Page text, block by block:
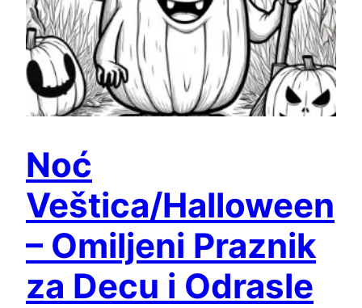
Noć
Veštica/Halloween
– Omiljeni Praznik
za Decu i Odrasle